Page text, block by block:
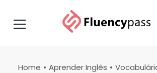
Home Aprender Inglês